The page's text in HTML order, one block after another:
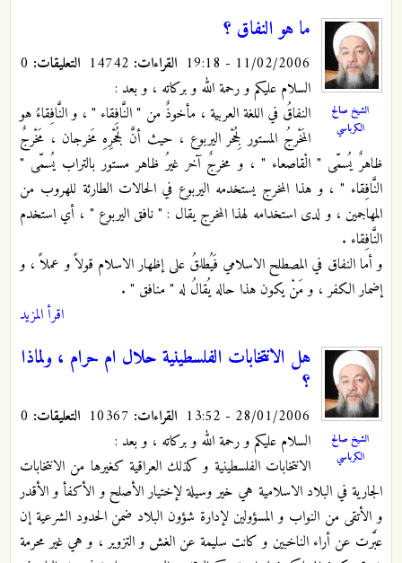
الشيخ صالح
الكرباسي
ما هو النفاق ؟
11/02/2006 - 19:18 القراءات: التعليقات:
السلام عليكم و رحمة الله و بركاته ، و بعد :
النفاقُ في اللغة العربية ، مأخوذٌ من " النَّافِقاء " ، و النَّافِقاءُ هو
المَخْرجُ المستور لِجُحْر اليربوع ، حيث أنَّ لجُحْرِهِ مَخرجان ، مَخْرجٌ
ظاهرٌ يُسمّى " الْقاصعاء " ، و مخرجٌ آخر غيرُ ظاهر مستور بالتراب يُسمّى "
النَّافِقاء " ، و هذا المخرج يستخدمه اليربوع في الحالات الطارئة للهروب من
المهاجمين ، و لدى استخدامه لهذا المخرج يقال : " نافق اليربوع " ، أي استخدم
النَّافِقاء .
و أما النفاق في المصطلح الاسلامي فَيُطلقُ على إظهار الاسلام قولاً و عملاً ، و
إضمار الكفر ، و مَنْ يكون هذا حاله يُقالُ له " منافق " .
اقرأ المزيد
الشيخ صالح
الكرباسي
هل الانتخابات الفلسطينية حلال ام حرام ، ولماذا
؟
28/01/2006 - 13:52 القراءات: التعليقات:
السلام عليكم و رحمة الله و بركاته ، و بعد :
الانتخابات الفلسطينية و كذلك العراقية كغيرها من الانتخابات
الجارية في البلاد الاسلامية هي خير وسيلة لإختيار الأصلح و الأكفأ و الأقدر
و الأتقى من النواب و المسؤولين لإدارة شؤون البلاد ضمن الحدود الشرعية إن
عبَّرت عن أراء الناخبين و كانت سليمة عن الغش و التزوير ، و هي غير محرمة